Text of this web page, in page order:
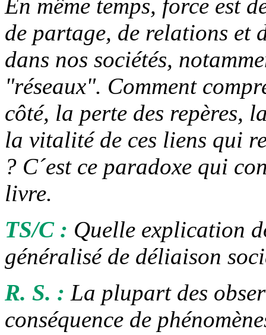
En même temps, force est
de partage, de relations et
dans nos sociétés,
"réseaux". Comment
côté, la perte des repères,
la vitalité de ces liens qui
? C´est ce paradoxe qui
livre.
TS/C : Quelle explication
généralisé de déliaison
R. S. : La plupart des
conséquence de